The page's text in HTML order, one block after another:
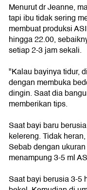
Menurut dr Jeanne,
tapi ibu tidak sering
membuat produksi
hingga 22.00,
setiap 2-3 jam sekali.
"Kalau bayinya tidur,
dengan membuka
dingin. Saat dia
memberikan tips.
Saat bayi baru
kelereng. Tidak
Sebab dengan
menampung 3-5 ml
Saat bayi berusia 3-5